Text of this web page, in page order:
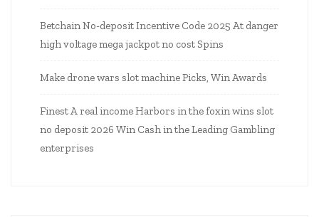
Betchain No-deposit Incentive Code 2025 At danger
high voltage mega jackpot no cost Spins
Make drone wars slot machine Picks, Win Awards
Finest A real income Harbors in the foxin wins slot
no deposit 2026 Win Cash in the Leading Gambling
enterprises